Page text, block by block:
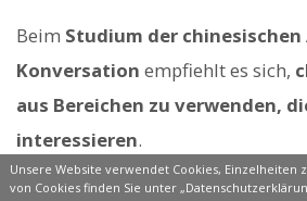
Beim Studium der chinesischen
Konversation empfiehlt es sich,
aus Bereichen zu verwenden,
interessieren.
Unsere Website verwendet Cookies, Einzelheiten
von Cookies finden Sie unter